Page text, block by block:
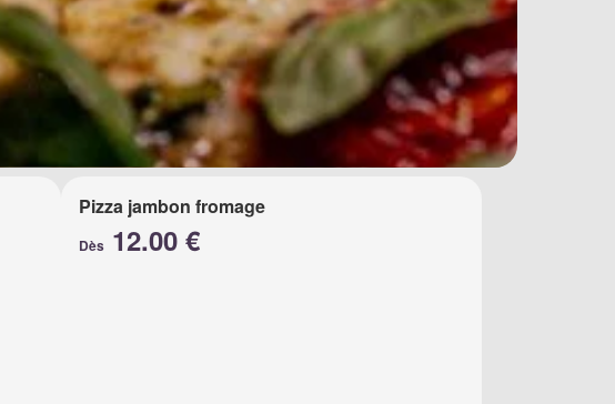
Pizza jambon fromage
Dès 12.00 €